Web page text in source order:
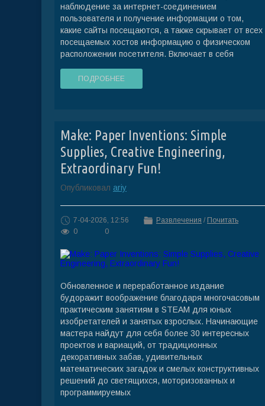
наблюдение за интернет-соединением
пользователя и получение информации о том,
какие сайты посещаются, а также скрывает от всех
посещаемых хостов информацию о физическом
расположении посетителя. Включает в себя
ПОДРОБНЕЕ
Make: Paper Inventions: Simple
Supplies, Creative Engineering,
Extraordinary Fun!
Опубликовал ariy
7-04-2026, 12:56 Развлечения / Почитать
0
0
Обновленное и переработанное издание
будоражит воображение благодаря многочасовым
практическим занятиям в STEAM для юных
изобретателей и занятых взрослых. Начинающие
мастера найдут для себя более 30 интересных
проектов и вариаций, от традиционных
декоративных забав, удивительных
математических загадок и смелых конструктивных
решений до светящихся, моторизованных и
программируемых